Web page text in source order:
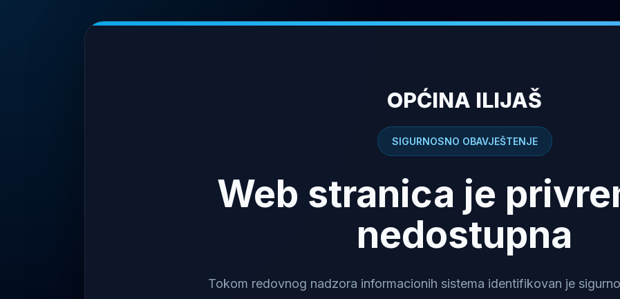
OPĆINA ILIJAŠ
SIGURNOSNO OBAVJEŠTENJE
Web stranica je
nedostupna
Tokom redovnog nadzora informacionih sistema identifikovan je